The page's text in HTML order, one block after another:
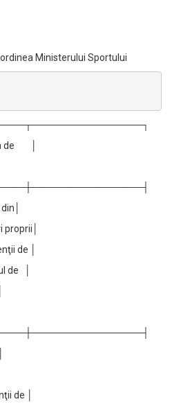
Ministerului Sportului
de │
de │
de │
de │